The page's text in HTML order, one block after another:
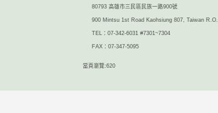
80793 高雄市三民區民族一路900號
900 Mintsu 1st Road Kaohsiung 807, Taiwan
TEL：07-342-6031 #7301~7304
FAX：07-347-5095
當頁瀏覽:620